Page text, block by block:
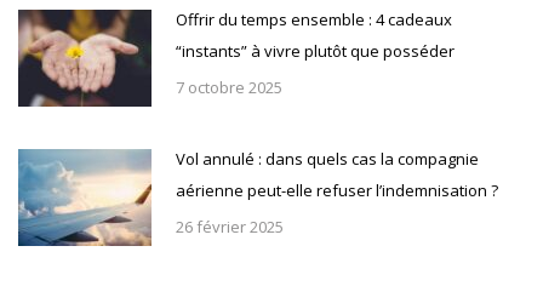
Offrir du temps ensemble : 4 cadeaux
“instants” à vivre plutôt que posséder
7 octobre 2025
Vol annulé : dans quels cas la compagnie
aérienne peut-elle refuser l’indemnisation ?
26 février 2025